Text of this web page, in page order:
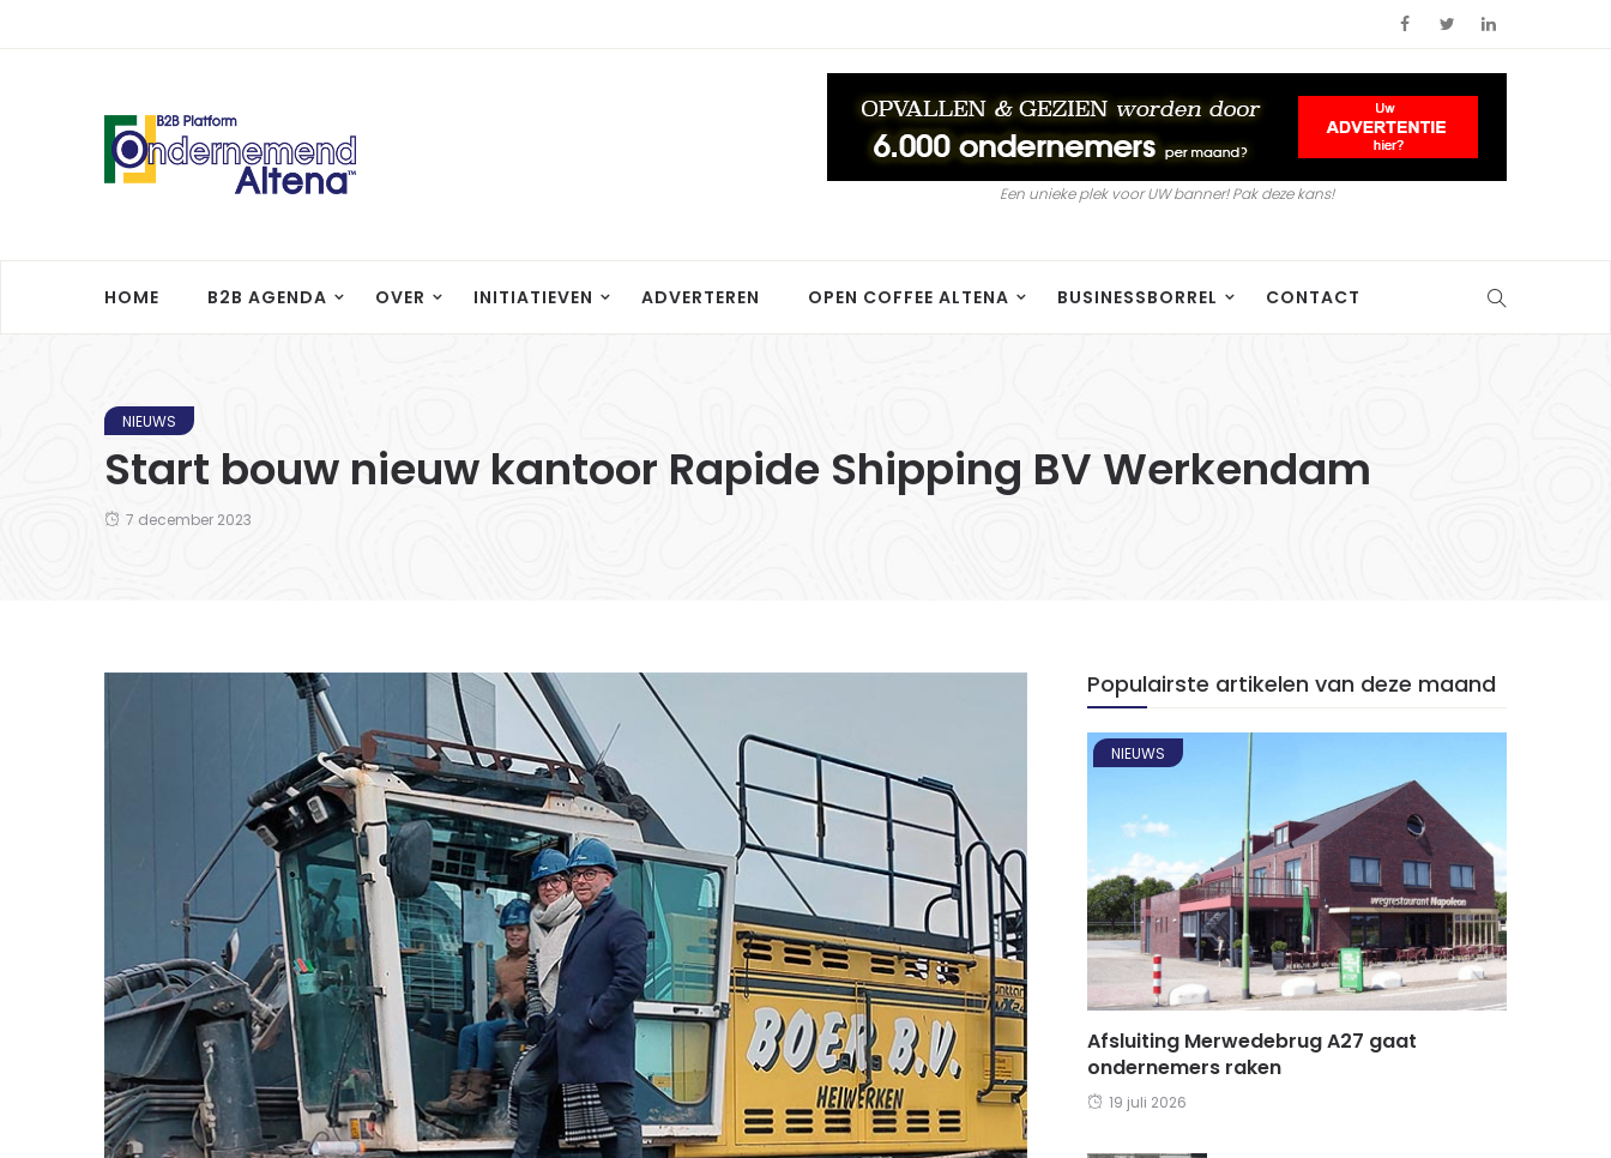
Een unieke plek voor UW banner! Pak deze kans!
HOME B2B AGENDA OVER INITIATIEVEN ADVERTEREN OPEN COFFEE ALTENA BUSINESSBORREL CONTACT
NIEUWS
Start bouw nieuw kantoor Rapide Shipping BV Werkendam
7 december 2023
Populairste artikelen van deze maand
NIEUWS
Afsluiting Merwedebrug A27 gaat
ondernemers raken
19 juli 2026